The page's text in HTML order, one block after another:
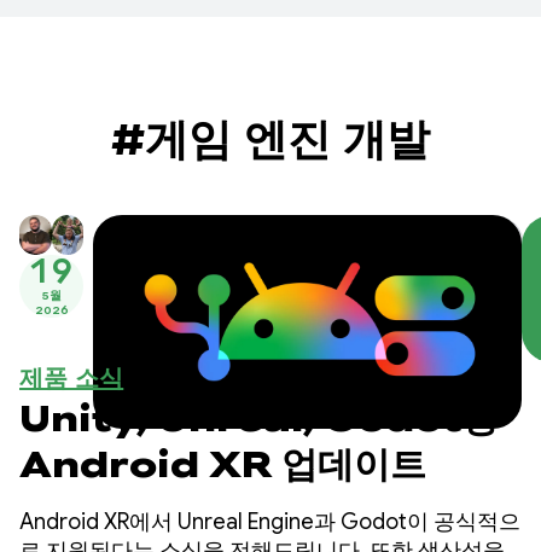
#게임 엔진 개발
19
5월
2026
제품 소식
Unity, Unreal, Godot용
Android XR 업데이트
Android XR에서 Unreal Engine과 Godot이 공식적으